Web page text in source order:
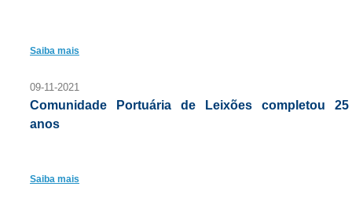
Saiba mais
09-11-2021
Comunidade Portuária de Leixões completou 25
anos
Saiba mais